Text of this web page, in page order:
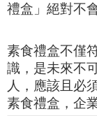
禮盒」絕對不
素食禮盒不僅
識，是未來不
人，應該且必
素食禮盒，企